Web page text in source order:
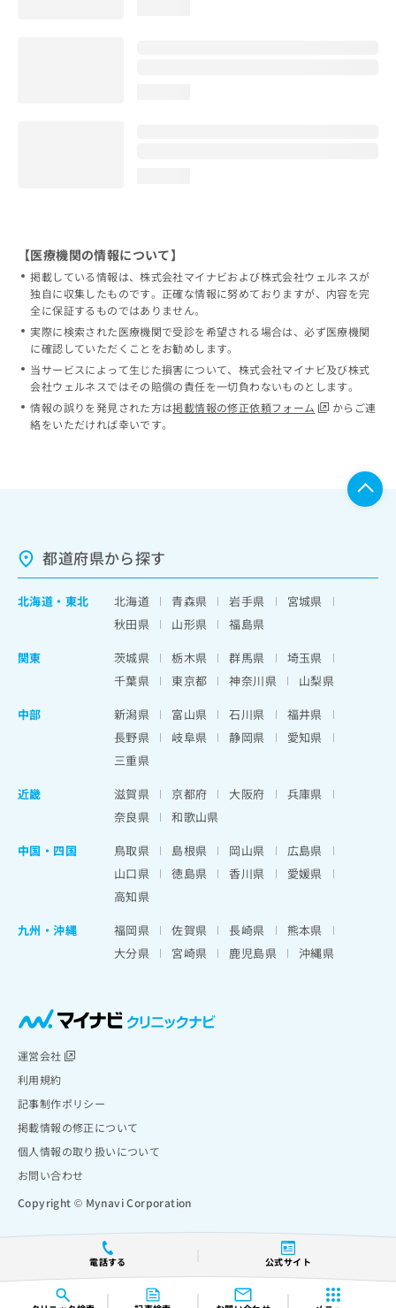
電話する 公式サイト
【医療機関の情報について】
掲載している情報は、株式会社マイナビおよび株式会社ウェルネスが
独自に収集したものです。正確な情報に努めておりますが、内容を完
全に保証するものではありません。
実際に検索された医療機関で受診を希望される場合は、必ず医療機関
に確認していただくことをお勧めします。
当サービスによって生じた損害について、株式会社マイナビ及び株式
会社ウェルネスではその賠償の責任を一切負わないものとします。
情報の誤りを発見された方は掲載情報の修正依頼フォーム
からご連
絡をいただければ幸いです。
都道府県から探す
北海道 ・ 東北 北海道 青森県 岩手県
宮城県
秋田県
山形県
福島県
関東
茨城県 栃木県 群馬県
埼玉県
千葉県
東京都 神奈川県
山梨県
中部
新潟県 富山県 石川県
福井県
長野県
岐阜県 静岡県
愛知県
三重県
近畿
滋賀県 京都府 大阪府
兵庫県
奈良県
和歌山県
中国・四国
鳥取県 島根県 岡山県
広島県
山口県
徳島県 香川県
愛媛県
高知県
九州・沖縄
福岡県 佐賀県 長崎県
熊本県
大分県
宮崎県 鹿児島県 沖縄県
運営会社
利用規約
記事制作ポリシー
掲載情報の修正について
個人情報の取り扱いについて
お問い合わせ
Copyright © Mynavi Corporation